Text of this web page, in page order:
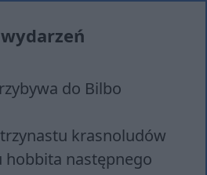
do Bilbo
krasnoludów
hobbita następnego